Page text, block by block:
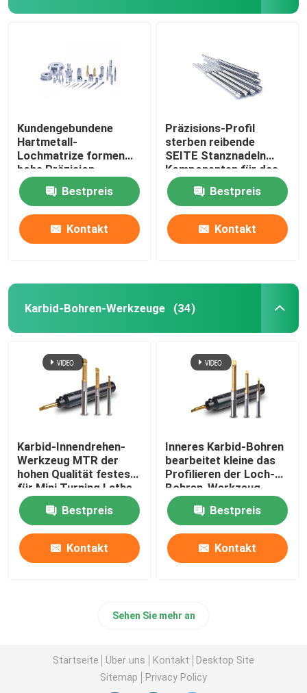
Kundengebundene
Hartmetall-
Lochmatrize formen
hohe Präzision
Bestpreis
Kontakt
Präzisions-Profil
sterben reibende
SEITE Stanznadeln
Komponenten für das
Stempeln der Arbeit
Bestpreis
Kontakt
Karbid-Bohren-Werkzeuge (34)
Karbid-Innendrehen-
Werkzeug MTR der
hohen Qualität festes
für Mini Turning Lathe
Bestpreis
Kontakt
Inneres Karbid-Bohren
bearbeitet kleine das
Profilieren der Loch-
Bohren-Werkzeug-
MQR
Bestpreis
Kontakt
Sehen Sie mehr an
Startseite Über uns Kontakt
Desktop Site
Sitemap
Privacy Policy